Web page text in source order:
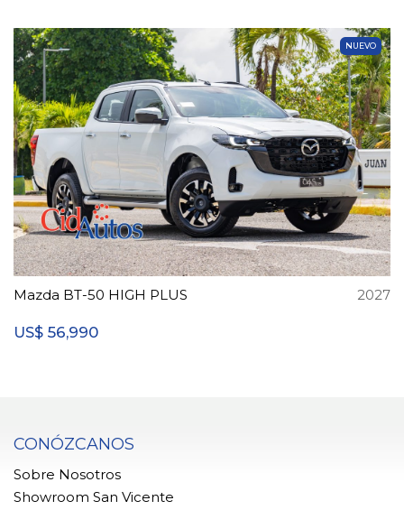
NUEVO
Mazda BT-50 HIGH PLUS 2027
US$ 56,990
CONÓZCANOS
Sobre Nosotros
Showroom San Vicente